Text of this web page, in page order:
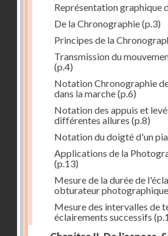
Représentation graphique
De la Chronographie(p.3)
Principes de la
Transmission du
(p.4)
Notation Chronographie
dans la marche(p.6)
Notation des appuis et
différentes allures (p.8)
Notation du doigté d'un
Applications de la
(p.13)
Mesure de la durée de
obturateur photographique
Mesure des intervalles de
éclairements successifs